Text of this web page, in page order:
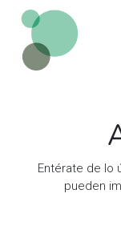
Entérate de lo
pueden